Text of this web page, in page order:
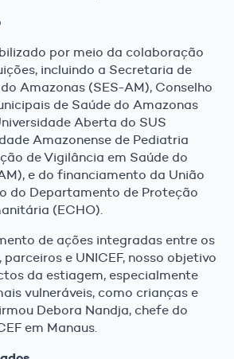
por meio da colaboração
incluindo a Secretaria de
Amazonas (SES-AM), Conselho
de Saúde do Amazonas
Aberta do SUS
Amazonense de Pediatria
de Vigilância em Saúde do
e do financiamento da União
do Departamento de Proteção
(ECHO).
de ações integradas entre os
e UNICEF, nosso objetivo
da estiagem, especialmente
vulneráveis, como crianças e
Debora Nandja, chefe do
em Manaus.